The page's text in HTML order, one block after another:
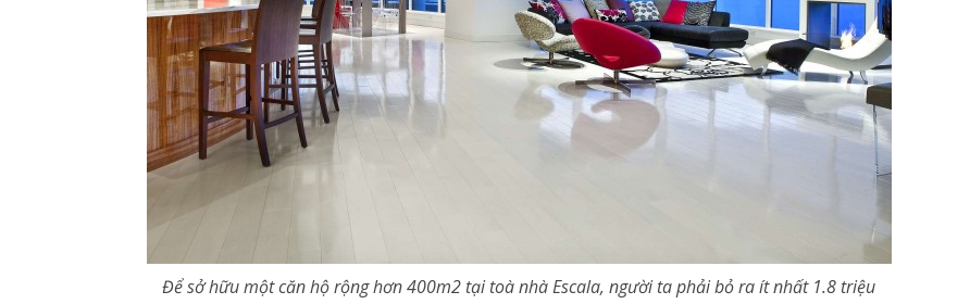
Để sở hữu một căn hộ rộng hơn 400m2 tại toà nhà Escala, người ta phải bỏ ra ít nhất 1.8 triệu